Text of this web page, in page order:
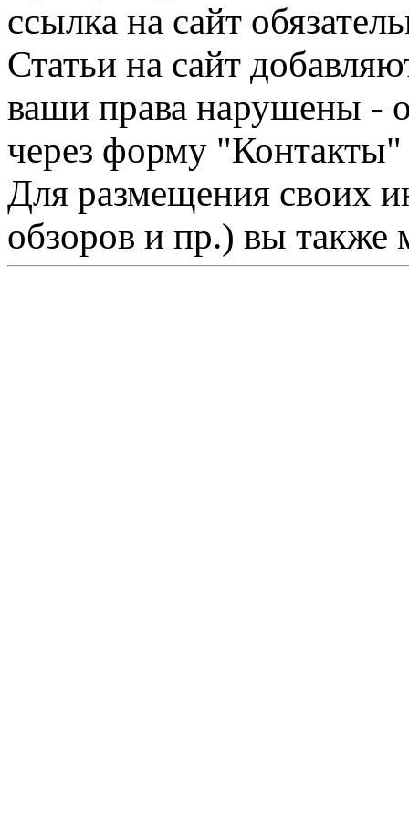
ссылка на сайт
Статьи на сайт
ваши права нарушены -
через форму "Контакты"
Для размещения своих
обзоров и пр.) вы также